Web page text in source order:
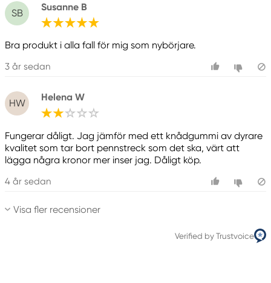
SB
Susanne B
Bra produkt i alla fall för mig som nybörjare.
3 år sedan
HW
Helena W
Fungerar dåligt. Jag jämför med ett knådgummi av dyrare
kvalitet som tar bort pennstreck som det ska, värt att
lägga några kronor mer inser jag. Dåligt köp.
4 år sedan
Visa fler recensioner
Verified by Trustvoice